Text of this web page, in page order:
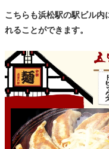
こちらも浜松駅の駅ビル
れることができます。